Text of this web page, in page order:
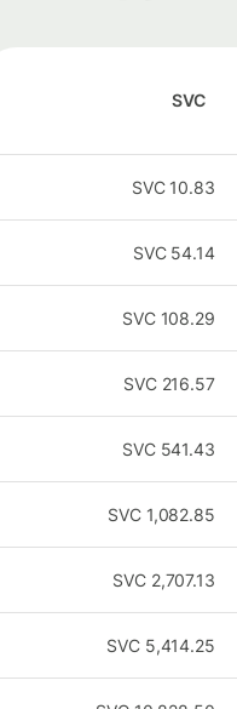
SVC
10.83
SVC
54.14
SVC
108.29
SVC
216.57
SVC
541.43
SVC
1,082.85
SVC
2,707.13
SVC
5,414.25
SVC